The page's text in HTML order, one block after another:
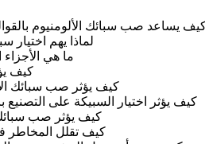
يساعد صب سبائك الألومنيوم
لماذا يهم اختيار
ما هي
كيف
كيف يؤثر صب سبائك
كيف يؤثر اختيار السبيكة على
كيف يؤثر صب سبائك
كيف تقلل المخاطر